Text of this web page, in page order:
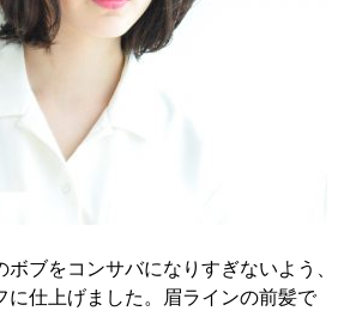
ブをコンサバになりすぎないよう、
に仕上げました。眉ラインの前髪で